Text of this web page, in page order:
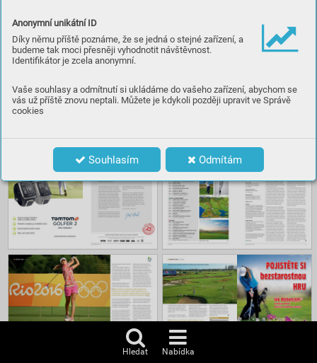
Anonymní unikátní ID
Díky němu příště poznáme, že se jedná o stejné zařízení, a
budeme tak moci přesněji vyhodnotit návštěvnost.
Identifikátor je zcela anonymní.
Vaše souhlasy a odmítnutí si ukládáme do vašeho zařízení, abychom se
vás už příště znovu neptali. Můžete je kdykoli později upravit ve Správě
cookies
Souhlasím Odmítám
asociace.
Obsah
Hledat Nabídka